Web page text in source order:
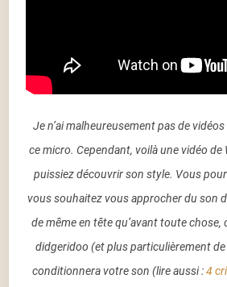
Je n’ai malheureusement pas de
ce micro. Cependant, voilà une vidéo de
puissiez découvrir son style. Vous
vous souhaitez vous approcher du son
de même en tête qu’avant toute chose,
didgeridoo (et plus particulièrement de
conditionnera votre son (lire aussi :4